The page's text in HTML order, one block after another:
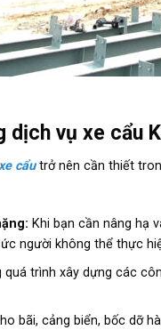
dịch vụ xe cẩu
cẩutrở nên cần thiết
Khi bạn cần nâng hạ
người không thể thực
quá trình xây dựng các
bãi, cảng biển, bốc dỡ